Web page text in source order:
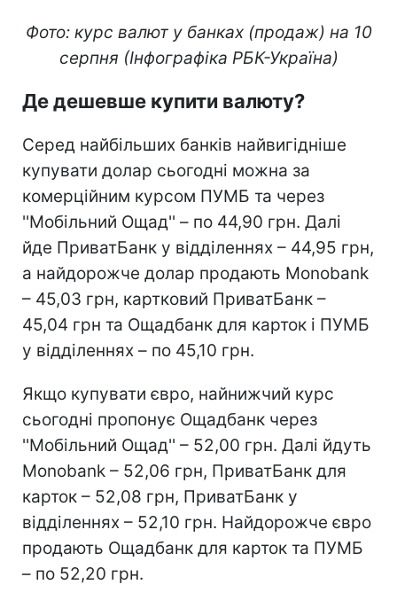
Фото: курс валют у банках (продаж) на 10
серпня (Інфографіка РБК-Україна)
Де дешевше купити валюту?
Серед найбільших банків найвигідніше
купувати долар сьогодні можна за
комерційним курсом ПУМБ та через
''Мобільний Ощад'' – по 44,90 грн. Далі
йде ПриватБанк у відділеннях – 44,95 грн,
а найдорожче долар продають Monobank
– 45,03 грн, картковий ПриватБанк –
45,04 грн та Ощадбанк для карток і ПУМБ
у відділеннях – по 45,10 грн.
Якщо купувати євро, найнижчий курс
сьогодні пропонує Ощадбанк через
''Мобільний Ощад'' – 52,00 грн. Далі йдуть
Monobank – 52,06 грн, ПриватБанк для
карток – 52,08 грн, ПриватБанк у
відділеннях – 52,10 грн. Найдорожче євро
продають Ощадбанк для карток та ПУМБ
– по 52,20 грн.